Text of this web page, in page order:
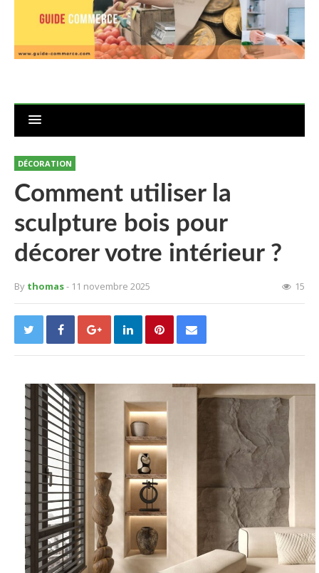
DÉCORATION
Comment utiliser la
sculpture bois pour
décorer votre intérieur ?
By thomas- 11 novembre 2025 15